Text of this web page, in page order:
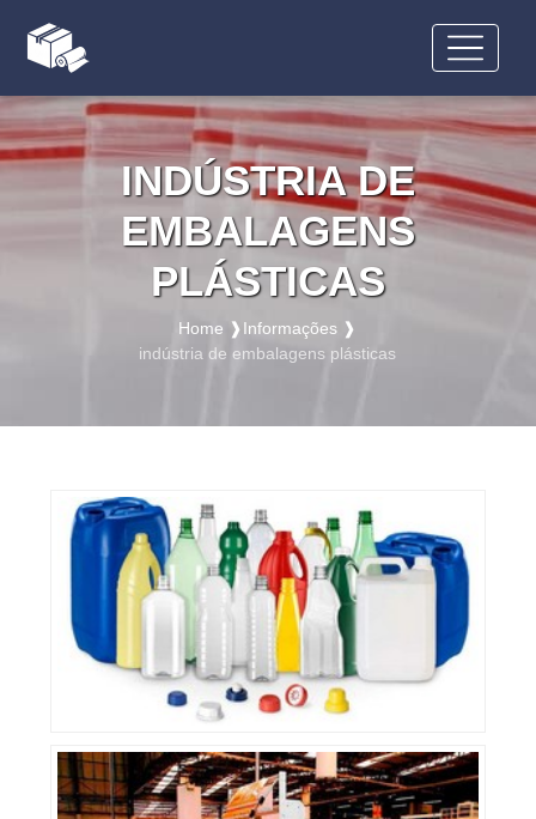
INDÚSTRIA DE
EMBALAGENS
PLÁSTICAS
Home ❱ Informações ❱
indústria de embalagens plásticas